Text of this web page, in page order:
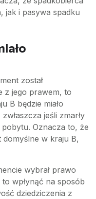
jak i pasywa spadku
został
z jego prawem, to
B będzie miało
jeśli zmarły
pobytu. Oznacza to, że
domyślne w kraju B,
wybrał prawo
wpłynąć na sposób
dziedziczenia z